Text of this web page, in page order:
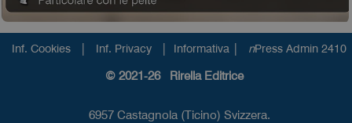
Inf. Cookies | Inf. Privacy | Informativa | nPress Admin 2410
© 2021-26 Rirella Editrice
6957 Castagnola (Ticino) Svizzera.